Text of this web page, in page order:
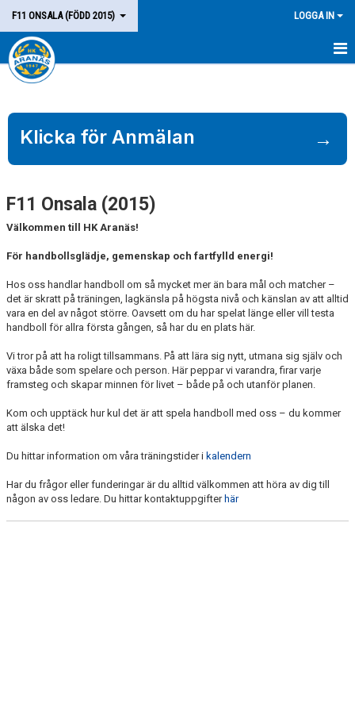
F11 ONSALA (FÖDD 2015) LOGGA IN
HEM
LAGET
Klicka för Anmälan →
F11 Onsala (2015)
Välkommen till HK Aranäs!
För handbollsglädje, gemenskap och fartfylld energi!
Hos oss handlar handboll om så mycket mer än bara mål och matcher –
det är skratt på träningen, lagkänsla på högsta nivå och känslan av att alltid
vara en del av något större. Oavsett om du har spelat länge eller vill testa
handboll för allra första gången, så har du en plats här.
Vi tror på att ha roligt tillsammans. På att lära sig nytt, utmana sig själv och
växa både som spelare och person. Här peppar vi varandra, firar varje
framsteg och skapar minnen för livet – både på och utanför planen.
Kom och upptäck hur kul det är att spela handboll med oss – du kommer
att älska det!
Du hittar information om våra träningstider i kalendern
Har du frågor eller funderingar är du alltid välkommen att höra av dig till
någon av oss ledare. Du hittar kontaktuppgifter här